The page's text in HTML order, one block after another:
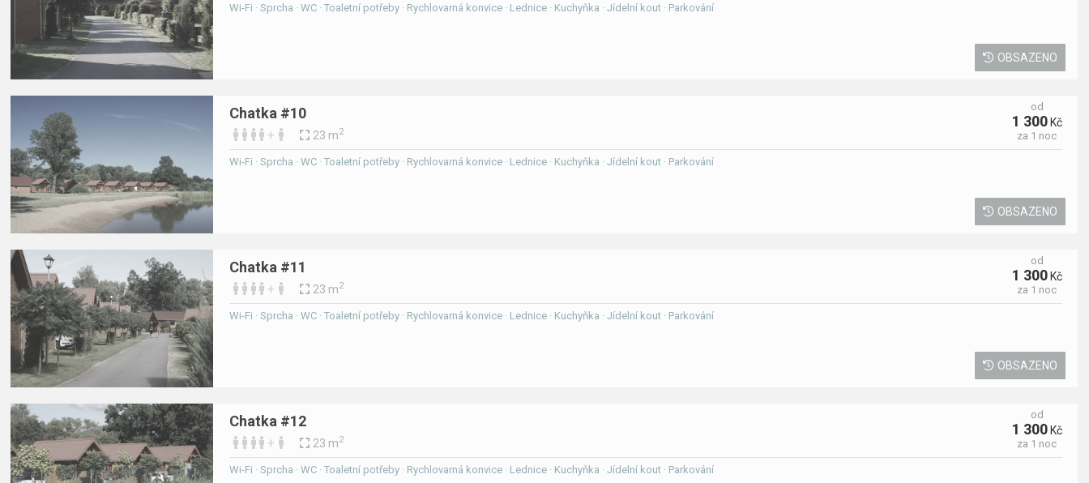
Wi-Fi · Sprcha · WC · Toaletní potřeby · Rychlovarná konvice · Lednice · Kuchyňka · Jídelní kout · Parkování
OBSAZENO
Chatka #10
+ 23 m2
od
1 300Kč
za 1 noc
Wi-Fi · Sprcha · WC · Toaletní potřeby · Rychlovarná konvice · Lednice · Kuchyňka · Jídelní kout · Parkování
OBSAZENO
Chatka #11
+ 23 m2
od
1 300Kč
za 1 noc
Wi-Fi · Sprcha · WC · Toaletní potřeby · Rychlovarná konvice · Lednice · Kuchyňka · Jídelní kout · Parkování
OBSAZENO
Chatka #12
+ 23 m2
od
1 300Kč
za 1 noc
Wi-Fi · Sprcha · WC · Toaletní potřeby · Rychlovarná konvice · Lednice · Kuchyňka · Jídelní kout · Parkování